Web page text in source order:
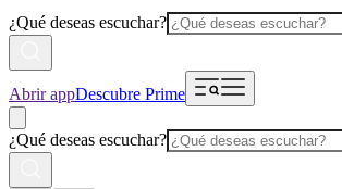
¿Qué deseas escuchar?
Abrir appDescubre Prime
¿Qué deseas escuchar?